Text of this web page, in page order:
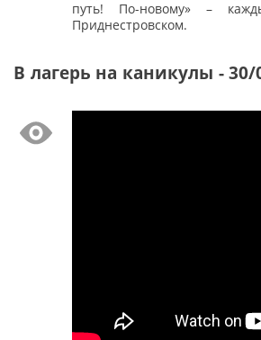
путь! По-новому» –
Приднестровском.
В лагерь на каникулы - 30/